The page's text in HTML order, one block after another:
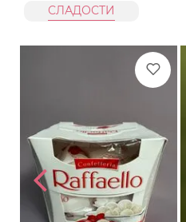
СЛАДОСТИ